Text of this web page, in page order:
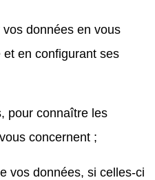
données en vous
en configurant ses
pour connaître les
concernent ;
vos données, si celles-ci